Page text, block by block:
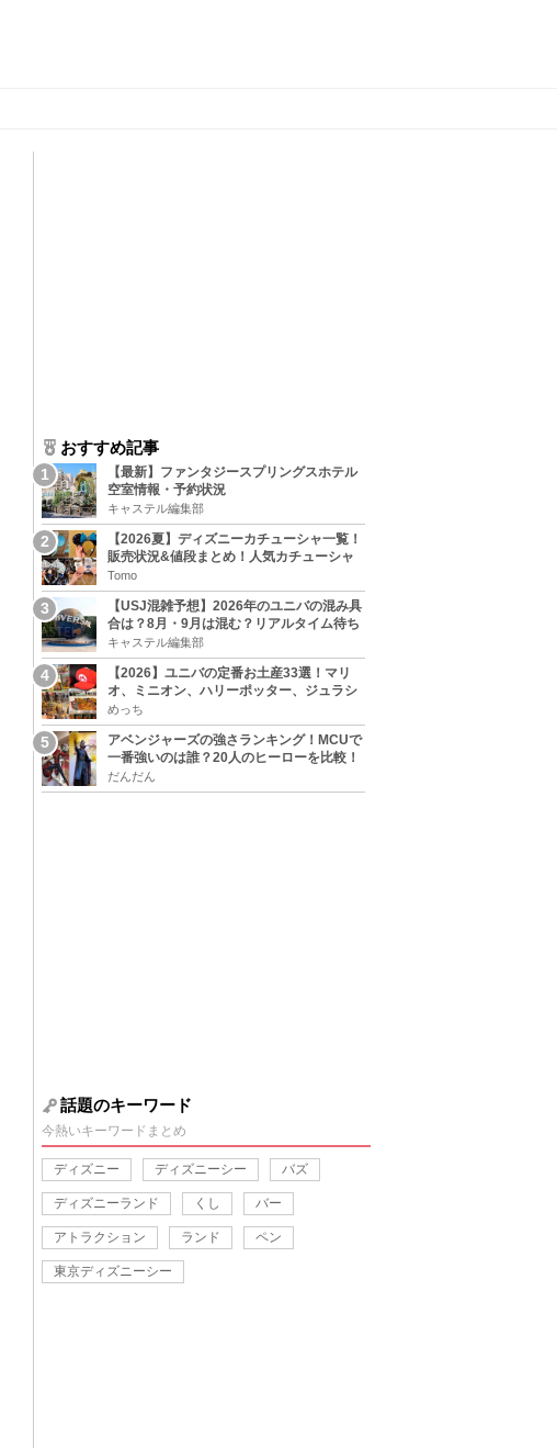
おすすめ記事
【最新】ファンタジースプリングスホテル
空室情報・予約状況
キャステル編集部
【2026夏】ディズニーカチューシャ一覧！
販売状況&値段まとめ！人気カチューシャ
をチェック
Tomo
【USJ混雑予想】2026年のユニバの混み具
合は？8月・9月は混む？リアルタイム待ち
時間アプリも
キャステル編集部
【2026】ユニバの定番お土産33選！マリ
オ、ミニオン、ハリーポッター、ジュラシ
ックパーク、セサミ、SINGなどのグッズ情
報
めっち
アベンジャーズの強さランキング！MCUで
一番強いのは誰？20人のヒーローを比較！
だんだん
話題のキーワード
今熱いキーワードまとめ
ディズニー ディズニーシー バズ
ディズニーランド くし バー
アトラクション ランド ペン
東京ディズニーシー